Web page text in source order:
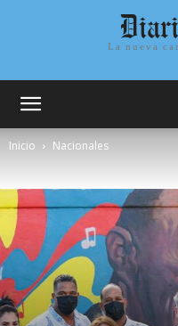
La nueva
Inicio Nacionales